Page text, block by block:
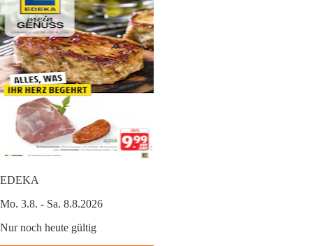
EDEKA
Mo. 3.8. - Sa. 8.8.2026
Nur noch heute gültig